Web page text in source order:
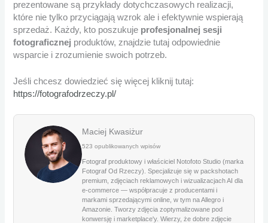
prezentowane są przykłady dotychczasowych realizacji,
które nie tylko przyciągają wzrok ale i efektywnie wspierają
sprzedaż. Każdy, kto poszukuje profesjonalnej sesji
fotograficznej produktów, znajdzie tutaj odpowiednie
wsparcie i zrozumienie swoich potrzeb.
Jeśli chcesz dowiedzieć się więcej kliknij tutaj:
https://fotografodrzeczy.pl/
Maciej Kwasiżur
523 opublikowanych wpisów
Fotograf produktowy i właściciel Notofoto Studio (marka
Fotograf Od Rzeczy). Specjalizuje się w packshotach
premium, zdjęciach reklamowych i wizualizacjach AI dla
e-commerce — współpracuje z producentami i
markami sprzedającymi online, w tym na Allegro i
Amazonie. Tworzy zdjęcia zoptymalizowane pod
konwersję i marketplace'y. Wierzy, że dobre zdjęcie